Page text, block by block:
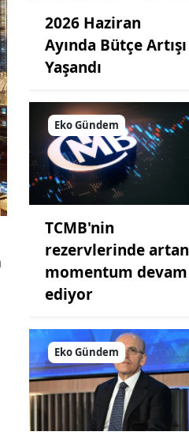
2026 Haziran
Ayında Bütçe Artışı
Yaşandı
Eko Gündem
TCMB'nin
rezervlerinde artan
momentum devam
ediyor
Eko Gündem